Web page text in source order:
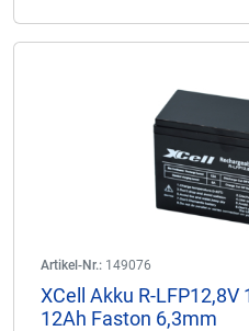
Artikel-Nr.: 149076
XCell Akku R-
12Ah Faston 6,3mm